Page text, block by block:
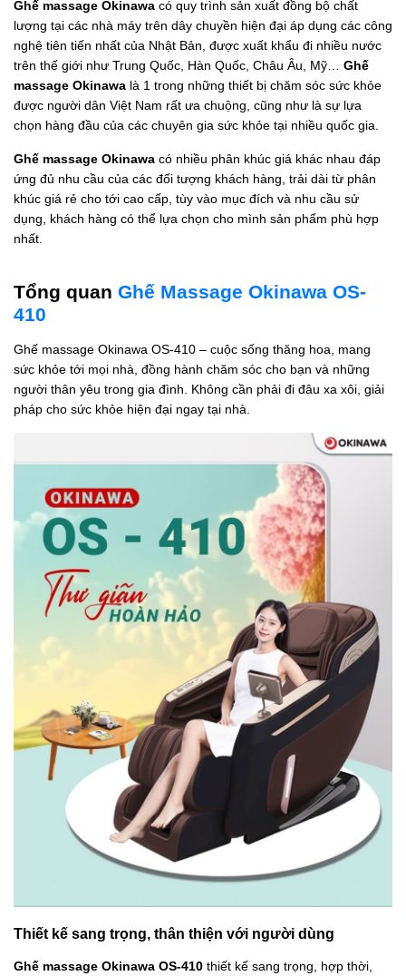
Ghế massage Okinawa có quy trình sản xuất đồng bộ chất
lượng tại các nhà máy trên dây chuyền hiện đại áp dụng các công
nghệ tiên tiến nhất của Nhật Bản, được xuất khẩu đi nhiều nước
trên thế giới như Trung Quốc, Hàn Quốc, Châu Âu, Mỹ… Ghế
massage Okinawa là 1 trong những thiết bị chăm sóc sức khỏe
được người dân Việt Nam rất ưa chuộng, cũng như là sự lựa
chọn hàng đầu của các chuyên gia sức khỏe tại nhiều quốc gia.
Ghế massage Okinawa có nhiều phân khúc giá khác nhau đáp
ứng đủ nhu cầu của các đối tượng khách hàng, trải dài từ phân
khúc giá rẻ cho tới cao cấp, tùy vào mục đích và nhu cầu sử
dụng, khách hàng có thể lựa chọn cho mình sản phẩm phù hợp
nhất.
Tổng quan Ghế Massage Okinawa OS-
410
Ghế massage Okinawa OS-410 – cuộc sống thăng hoa, mang
sức khỏe tới mọi nhà, đồng hành chăm sóc cho bạn và những
người thân yêu trong gia đình. Không cần phải đi đâu xa xôi, giải
pháp cho sức khỏe hiện đại ngay tại nhà.
Thiết kế sang trọng, thân thiện với người dùng
Ghế massage Okinawa OS-410 thiết kế sang trọng, hợp thời,